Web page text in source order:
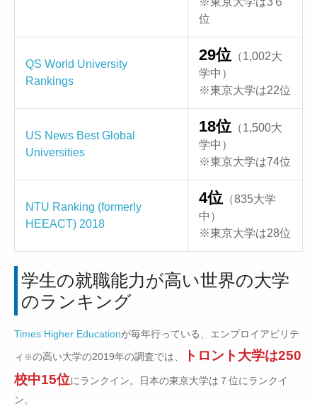
位
QS World University
Rankings
29位 （1,002大
学中）
※東京大学は22位
US News Best Global
Universities
18位 （1,500大
学中）
※東京大学は74位
NTU Ranking (formerly
HEEACT) 2018
4位 （835大学
中）
※東京大学は28位
学生の就職能力が高い世界の大学
のランキング
Times Higher Educationが毎年行っている、エンプロイアビリテ
ィ ※の高い大学の2019年の調査では、
トロント大学は250
校中15位にランクイン。日本の東京大学は７位にランクイ
ン。